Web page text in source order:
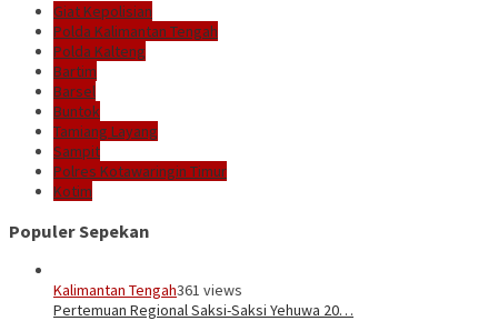
Giat Kepolisian
Polda Kalimantan Tengah
Polda Kalteng
Bartim
Barsel
Buntok
Tamiang Layang
Sampit
Polres Kotawaringin Timur
Kotim
Populer Sepekan
Kalimantan Tengah361 views
Pertemuan Regional Saksi-Saksi Yehuwa 20…